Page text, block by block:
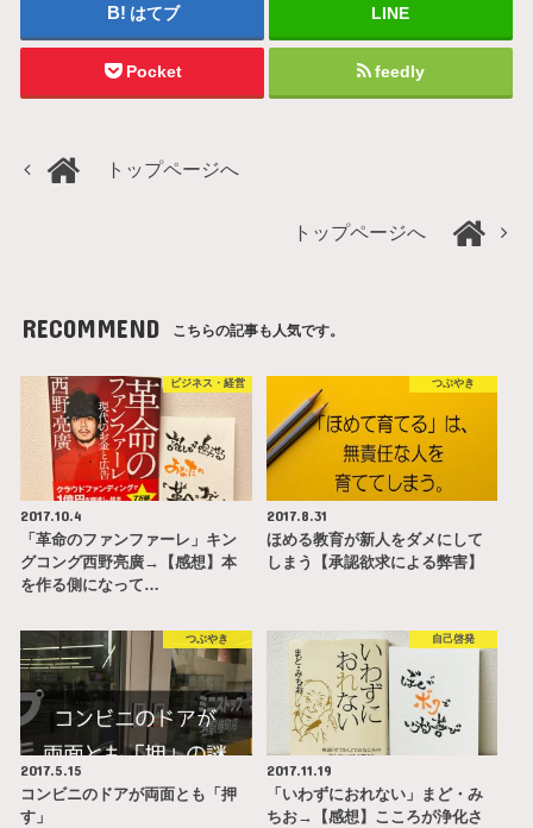
はてブ LINE
Pocket feedly
トップページへ
トップページへ
RECOMMEND こちらの記事も人気です。
ビジネス・経営
2017.10.4
「革命のファンファーレ」キン
グコング西野亮廣→【感想】本
を作る側になって…
つぶやき
2017.8.31
ほめる教育が新人をダメにして
しまう【承認欲求による弊害】
つぶやき
2017.5.15
コンビニのドアが両面とも「押
す」
自己啓発
2017.11.19
「いわずにおれない」まど・み
ちお→【感想】こころが浄化さ